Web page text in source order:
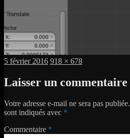
Publié
5 février 2016 Taille
918 × 678
Laisser un commentaire
Votre adresse e-mail ne sera pas publiée.
sont indiqués avec *
Commentaire *